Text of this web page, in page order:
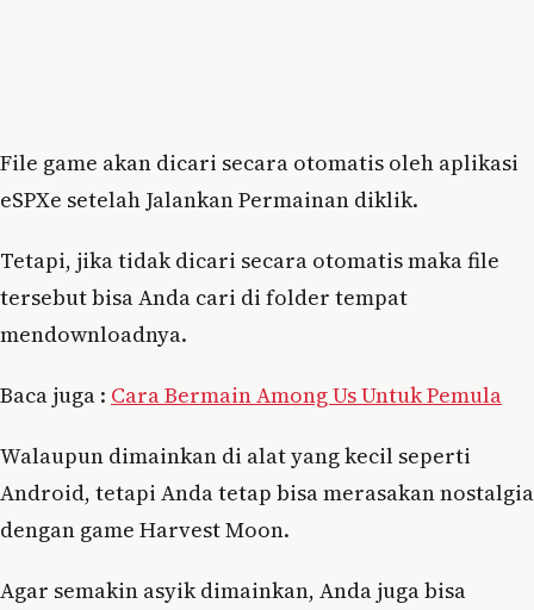
File game akan dicari secara otomatis oleh aplikasi
eSPXe setelah Jalankan Permainan diklik.
Tetapi, jika tidak dicari secara otomatis maka file
tersebut bisa Anda cari di folder tempat
mendownloadnya.
Baca juga : Cara Bermain Among Us Untuk Pemula
Walaupun dimainkan di alat yang kecil seperti
Android, tetapi Anda tetap bisa merasakan nostalgia
dengan game Harvest Moon.
Agar semakin asyik dimainkan, Anda juga bisa